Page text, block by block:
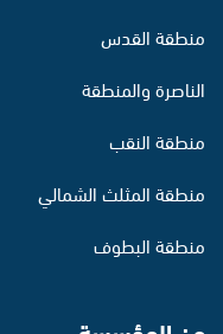
منطقة القدس
الناصرة والمنطقة
منطقة النقب
منطقة المثلث الشمالي
منطقة البطوف